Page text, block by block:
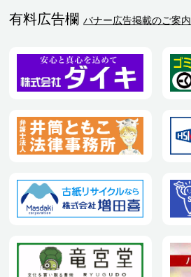
有料広告欄 バナー広告掲載のご案内